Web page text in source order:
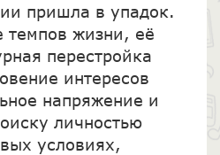
пришла в упадок.
темпов жизни, её
перестройка
интересов
напряжение и
личностью
условиях,